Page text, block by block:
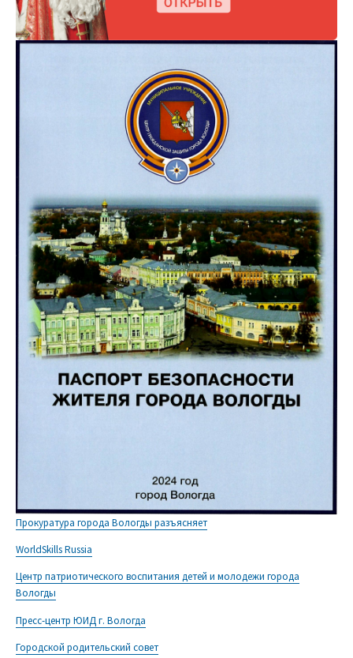
Прокуратура города Вологды разъясняет
WorldSkills Russia
Центр патриотического воспитания детей и молодежи города
Вологды
Пресс-центр ЮИД г. Вологда
Городской родительский совет